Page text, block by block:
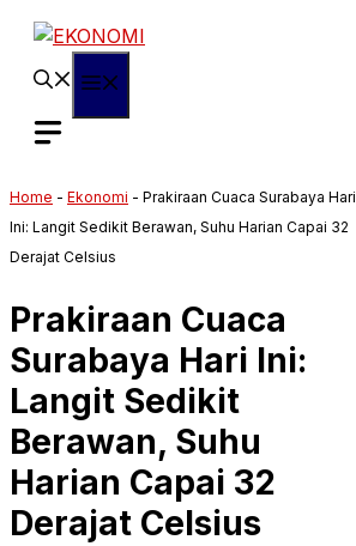
Langsung
Home - Ekonomi - Prakiraan Cuaca Surabaya Hari
Ini: Langit Sedikit Berawan, Suhu Harian Capai 32
Derajat Celsius
Prakiraan Cuaca
Surabaya Hari Ini:
Langit Sedikit
Berawan, Suhu
Harian Capai 32
Derajat Celsius